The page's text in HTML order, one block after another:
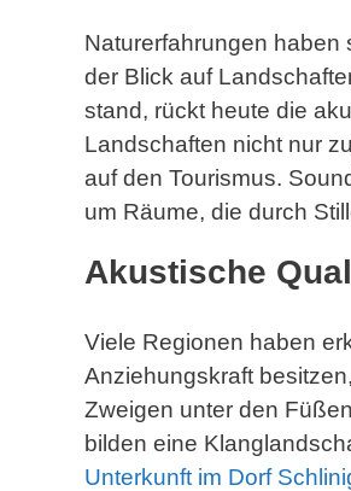
Naturerfahrungen haben
der Blick auf
stand, rückt heute die
Landschaften nicht nur
auf den Tourismus.
um Räume, die durch
Akustische
Viele Regionen haben
Anziehungskraft
Zweigen unter den
bilden eine
Unterkunft im Dorf